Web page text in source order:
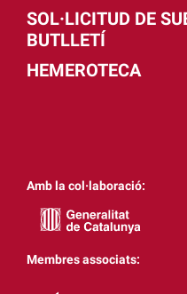
SOL·LICITUD DE
BUTLLETÍ
HEMEROTECA
Amb la col·laboració:
Membres associats: